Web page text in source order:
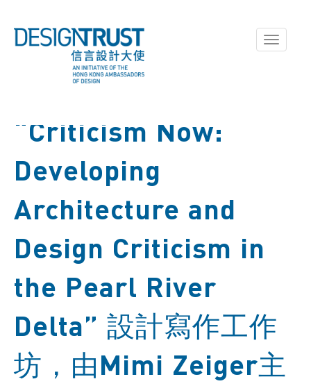
Toggle
“Criticism Now:
Developing
Architecture and
Design Criticism in
the Pearl River
Delta” 設計寫作工作
坊，由Mimi Zeiger主